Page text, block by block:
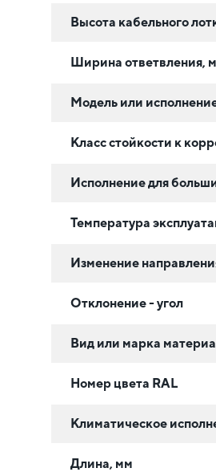
Высота кабельного
Ширина ответвления,
Модель или
Класс стойкости к
Исполнение для
Температура
Изменение
Отклонение - угол
Вид или марка
Номер цвета RAL
Климатическое
Длина, мм